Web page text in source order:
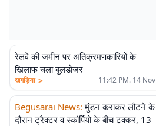
रेलवे की जमीन पर अतिक्रमणकारियों के
खिलाफ चला बुलडोजर
खगड़िया > 11:42 PM. 14 Nov
Begusarai News: मुंडन कराकर लौटने के
दौरान ट्रैक्टर व स्काॅर्पियो के बीच टक्कर, 13